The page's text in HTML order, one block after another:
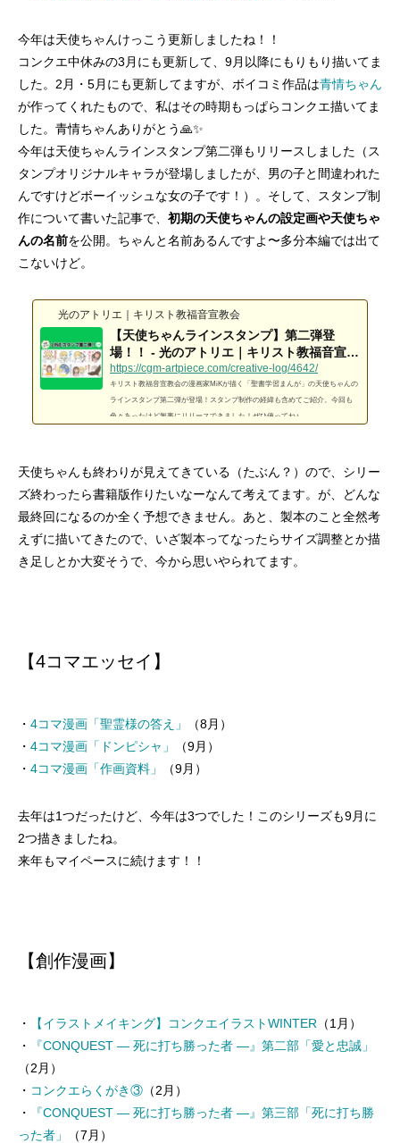
今年は天使ちゃんけっこう更新しましたね！！
コンクエ中休みの3月にも更新して、9月以降にもりもり描いてま
した。2月・5月にも更新してますが、ボイコミ作品は青情ちゃん
が作ってくれたもので、私はその時期もっぱらコンクエ描いてま
した。青情ちゃんありがとう🙏✨
今年は天使ちゃんラインスタンプ第二弾もリリースしました（ス
タンプオリジナルキャラが登場しましたが、男の子と間違われた
んですけどボーイッシュな女の子です！）。そして、スタンプ制
作について書いた記事で、 初期の天使ちゃんの設定画や天使ちゃ
んの名前を公開。ちゃんと名前あるんですよ〜多分本編では出て
こないけど。
光のアトリエ｜キリスト教福音宣教会
【天使ちゃんラインスタンプ】第二弾登
場！！ - 光のアトリエ｜キリスト教福音宣教
会
https://cgm-artpiece.com/creative-log/4642/
キリスト教福音宣教会の漫画家MiKが描く「聖書学習まんが」の天使ちゃんの
ラインスタンプ第二弾が登場！スタンプ制作の経緯も含めてご紹介。今回も
色々あったけど無事にリリースできました！ぜひ使ってね♪
天使ちゃんも終わりが見えてきている（たぶん？）ので、シリー
ズ終わったら書籍版作りたいなーなんて考えてます。が、どんな
最終回になるのか全く予想できません。あと、製本のこと全然考
えずに描いてきたので、いざ製本ってなったらサイズ調整とか描
き足しとか大変そうで、今から思いやられてます。
【4コマエッセイ】
・ 4コマ漫画「聖霊様の答え」
（8月）
・ 4コマ漫画「ドンピシャ」
（9月）
・ 4コマ漫画「作画資料」 （9月）
去年は1つだったけど、今年は3つでした！このシリーズも9月に
2つ描きましたね。
来年もマイペースに続けます！！
【創作漫画】
・ 【イラストメイキング】コンクエイラストWINTER （1月）
・
『CONQUEST ― 死に打ち勝った者 ―』第二部「愛と忠誠」
（2月）
・ コンクエらくがき③ （2月）
・
『CONQUEST ― 死に打ち勝った者 ―』第三部「死に打ち勝
った者」
（7月）